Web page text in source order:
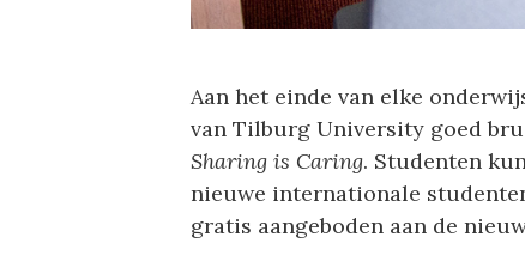
Aan het einde van elke
van Tilburg University goed
Sharing is Caring. Studenten
nieuwe internationale
gratis aangeboden aan de